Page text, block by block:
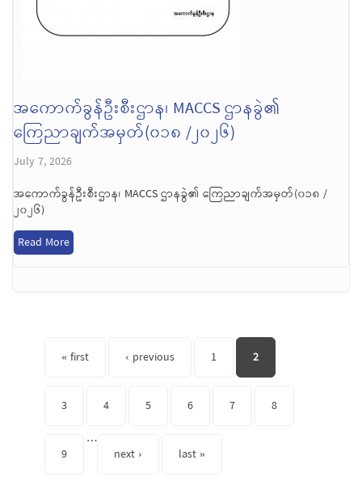
အကောက်ခွန်ဦးစီးဌာန၊ MACCS ဌာနခွဲ၏
ကြေညာချက်အမှတ်(၀၁၈ /၂၀၂၆)
July 7, 2026
အကောက်ခွန်ဦးစီးဌာန၊ MACCS ဌာနခွဲ၏ ကြေညာချက်အမှတ်(၀၁၈ /
၂၀၂၆)
Read More
« first ‹ previous 1 2
3 4 5 6 7 8
9
…
next ›
last »